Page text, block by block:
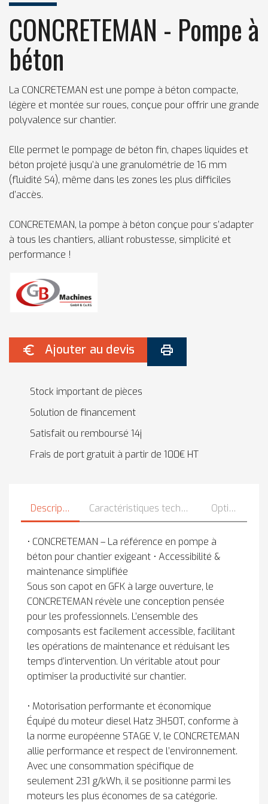
CONCRETEMAN - Pompe à
béton
La CONCRETEMAN est une pompe à béton compacte,
légère et montée sur roues, conçue pour offrir une grande
polyvalence sur chantier.
Elle permet le pompage de béton fin, chapes liquides et
béton projeté jusqu’à une granulométrie de 16 mm
(fluidité S4), même dans les zones les plus difficiles
d’accès.
CONCRETEMAN, la pompe à béton conçue pour s’adapter
à tous les chantiers, alliant robustesse, simplicité et
performance !
 Ajouter au devis 
Stock important de pièces
Solution de financement
Satisfait ou remboursé 14j
Frais de port gratuit à partir de 100€ HT
Description Caractéristiques techniques Options
• CONCRETEMAN – La référence en pompe à
béton pour chantier exigeant • Accessibilité &
maintenance simplifiée
Sous son capot en GFK à large ouverture, le
CONCRETEMAN révèle une conception pensée
pour les professionnels. L’ensemble des
composants est facilement accessible, facilitant
les opérations de maintenance et réduisant les
temps d’intervention. Un véritable atout pour
optimiser la productivité sur chantier.
• Motorisation performante et économique
Équipé du moteur diesel Hatz 3H50T, conforme à
la norme européenne STAGE V, le CONCRETEMAN
allie performance et respect de l’environnement.
Avec une consommation spécifique de
seulement 231 g/kWh, il se positionne parmi les
moteurs les plus économes de sa catégorie.